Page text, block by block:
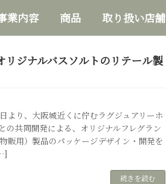
業内容 商品 取り扱い店舗
リジナルバスソルトのリテール製
より、大阪城近くに佇むラグジュアリーホ
の共同開発による、オリジナルフレグラン
販用）製品のパッケージデザイン・開発を
続きを読む